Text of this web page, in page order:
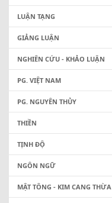
LUẬN TẠNG
GIẢNG LUẬN
NGHIÊN CỨU - KHẢO LUẬN
PG. VIỆT NAM
PG. NGUYÊN THỦY
THIỀN
TỊNH ĐỘ
NGÔN NGỮ
MẬT TÔNG - KIM CANG THỪA